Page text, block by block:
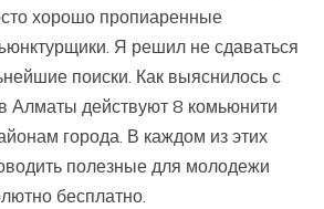
хорошо пропиаренные
Я решил не сдаваться
поиски. Как выяснилось с
Алматы действуют 8 комьюнити
города. В каждом из этих
полезные для молодежи
бесплатно.